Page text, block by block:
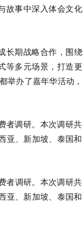
故事中深入体会文化
长期战略合作，围绕
等多元场景，打造更
举办了嘉年华活动，
者调研。本次调研共
亚、新加坡、泰国和
者调研。本次调研共
亚、新加坡、泰国和